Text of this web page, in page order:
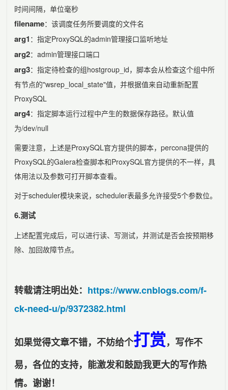
时间间隔，单位毫秒
filename：该调度任务所要调度的文件名
arg1 ：指定ProxySQL的admin管理接口监听地址
arg2：admin管理接口端口
arg3：指定待检查的组hostgroup_id，脚本会从检查这个组中所
有节点的"wsrep_local_state"值，并根据值来自动重新配置
ProxySQL
arg4：指定脚本运行过程中产生的数据保存路径。默认值
为/dev/null
需要注意，上述是ProxySQL官方提供的脚本，percona提供的
ProxySQL的Galera检查脚本和ProxySQL官方提供的不一样，具
体用法以及参数可打开脚本查看。
对于scheduler模块来说，scheduler表最多允许接受5个参数位。
6.测试
上述配置完成后，可以进行读、写测试，并测试是否会按预期移
除、加回故障节点。
转载请注明出处： https://www.cnblogs.com/f-
ck-need-u/p/9372382.html
如果觉得文章不错，不妨给个打赏，写作不
易，各位的支持，能激发和鼓励我更大的写作热
情。谢谢！